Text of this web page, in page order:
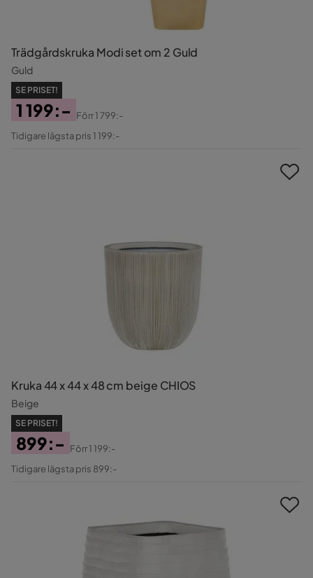
Trädgårdskruka Modi set om 2 Guld
Guld
SE PRISET!
Pris
1 199:-
Original
Förr1 799:-
Tidigare lägsta pris 1 199:-
Kruka 44 x 44 x 48 cm beige CHIOS
Beige
SE PRISET!
Pris
899:-
Original
Förr1 199:-
Tidigare lägsta pris 899:-